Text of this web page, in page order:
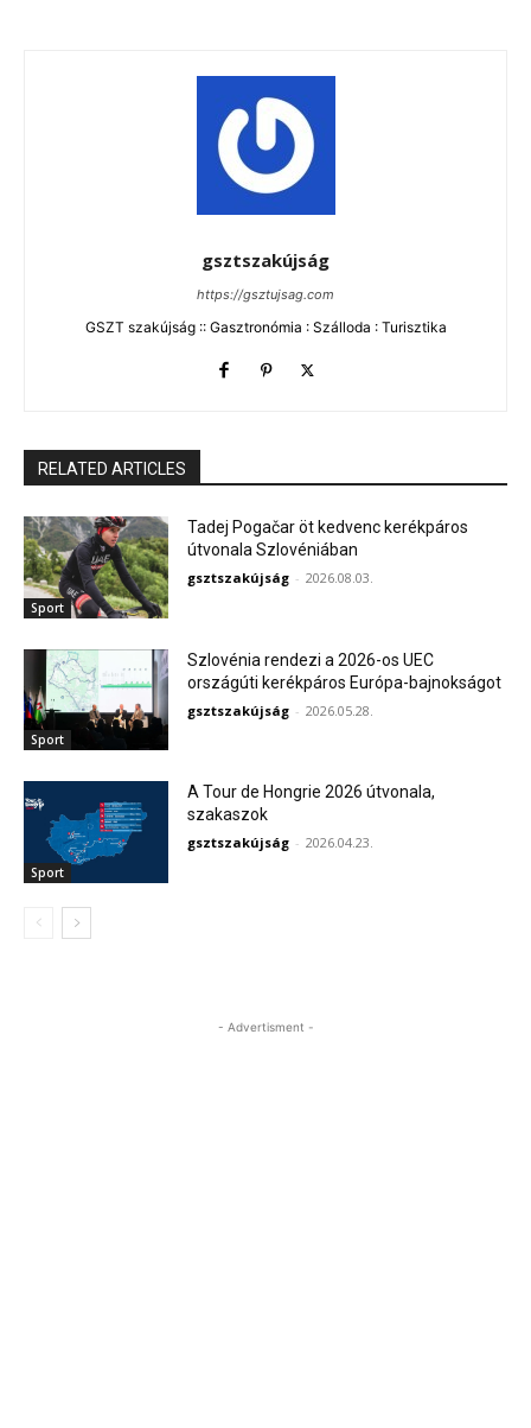
gsztszakújság
https://gsztujsag.com
GSZT szakújság :: Gasztronómia : Szálloda : Turisztika
RELATED ARTICLES
Sport
Tadej Pogačar öt kedvenc kerékpáros
útvonala Szlovéniában
gsztszakújság - 2026.08.03.
Sport
Szlovénia rendezi a 2026-os UEC
országúti kerékpáros Európa-bajnokságot
gsztszakújság - 2026.05.28.
Sport
A Tour de Hongrie 2026 útvonala,
szakaszok
gsztszakújság - 2026.04.23.
- Advertisment -